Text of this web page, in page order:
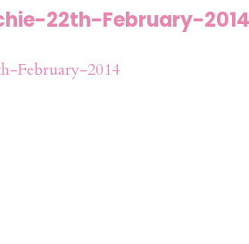
22th-February-2014
February-2014